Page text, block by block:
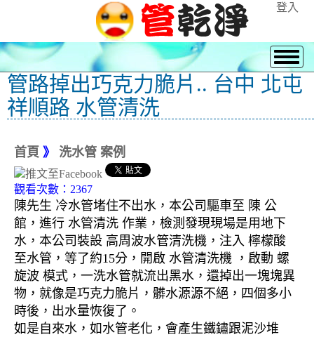
登入
管路掉出巧克力脆片.. 台中 北屯
祥順路 水管清洗
首頁 》 洗水管 案例
觀看次數：2367
陳先生 冷水管堵住不出水，本公司驅車至 陳 公
館，進行 水管清洗 作業，檢測發現現場是用地下
水，本公司裝設 高周波水管清洗機，注入 檸檬酸
至水管，等了約15分，開啟 水管清洗機 ，啟動 螺
旋波 模式，一洗水管就流出黑水，還掉出一塊塊異
物，就像是巧克力脆片，髒水源源不絕，四個多小
時後，出水量恢復了。
如是自來水，如水管老化，會產生鐵鏽跟泥沙堆